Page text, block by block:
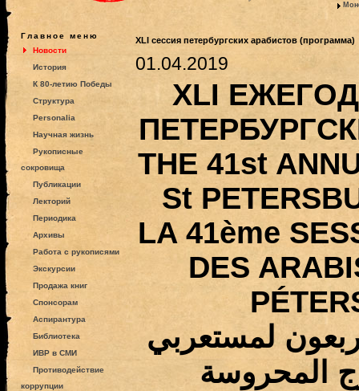
Главное меню
Новости
История
К 80-летию Победы
Структура
Personalia
Научная жизнь
Рукописные
сокровища
Публикации
Лекторий
Периодика
Архивы
Работа с рукописями
Экскурсии
Продажа книг
Спонсорам
Аспирантура
Библиотека
ИВР в СМИ
Противодействие
коррупции
XLI сессия петербургских арабистов (программа)
01.04.2019
XLI
THE 41st
St
LA 41ème
DES
لمستعربي
المحروسة